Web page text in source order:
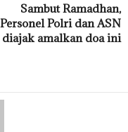
Sambut Ramadhan,
Personel Polri dan ASN
diajak amalkan doa ini